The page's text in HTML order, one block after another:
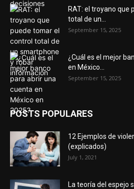
RAT: el troyano que
total de un...
September 15, 2025
¿Cuál es el mejor
en México...
September 15, 2025
POSTS POPULARES
12 Ejemplos de
(explicados)
July 1, 2021
La teoría del espejo